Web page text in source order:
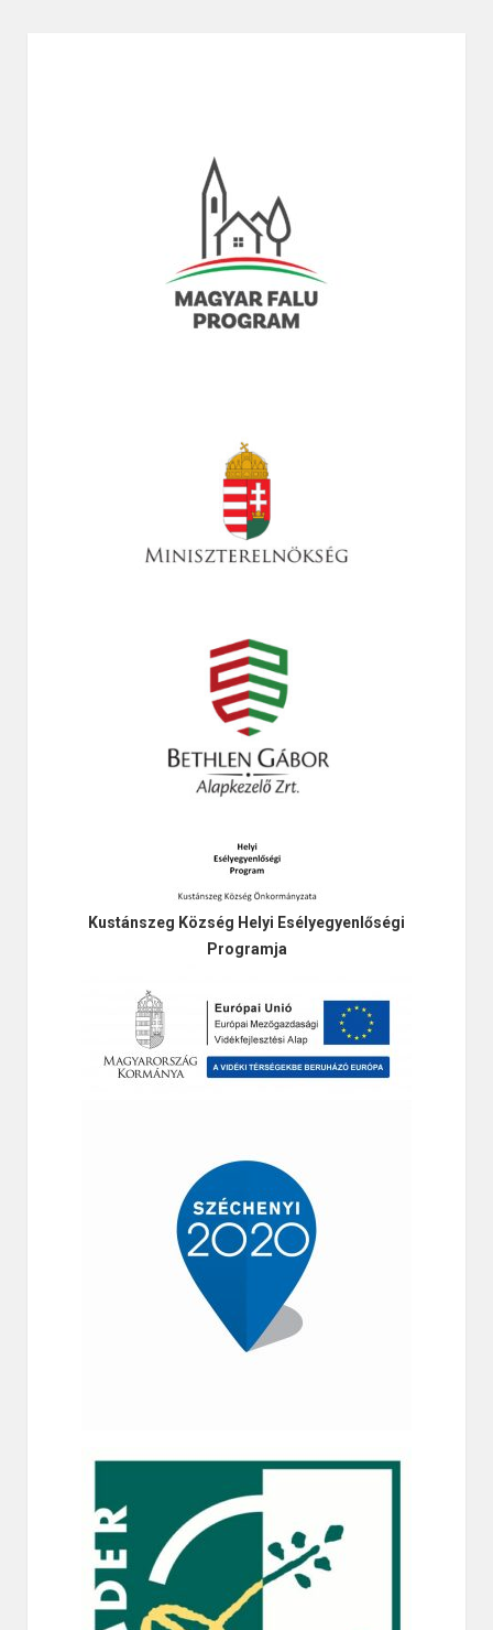
Kustánszeg Község Helyi Esélyegyenlőségi
Programja